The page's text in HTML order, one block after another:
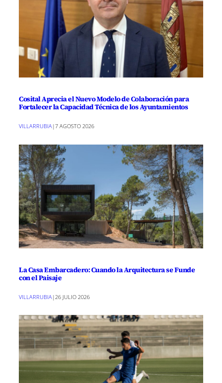
Cosital Aprecia el Nuevo Modelo de Colaboración para
Fortalecer la Capacidad Técnica de los Ayuntamientos
VILLARRUBIA |7 AGOSTO 2026
La Casa Embarcadero: Cuando la Arquitectura se Funde
con el Paisaje
VILLARRUBIA | 26 JULIO 2026